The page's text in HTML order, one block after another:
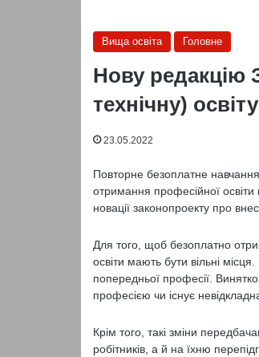
Вища освіта Головне
Нову редакцію
технічну)
23.05.2022
Повторне безоплатне навчання
отримання професійної освіти
новації законопроекту про
Для того, щоб безоплатно
освіти мають бути вільні
попередньої професії.
професією чи існує
Крім того, такі зміни
робітників, а й на їхню